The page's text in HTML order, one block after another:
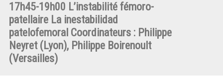
17h45-19h00 L’instabilité fémoro-
patellaire La inestabilidad
patelofemoral Coordinateurs : Philippe
Neyret (Lyon), Philippe Boirenoult
(Versailles)